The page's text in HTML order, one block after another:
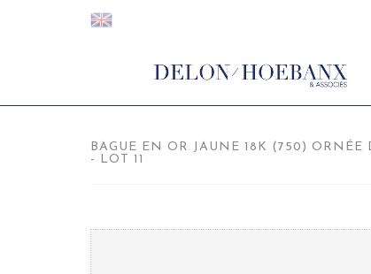
BAGUE EN OR JAUNE 18K (750)
- LOT 11